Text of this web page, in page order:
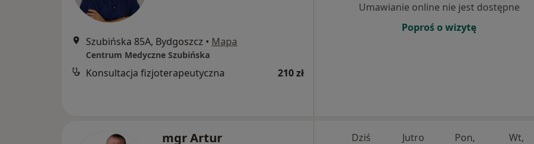
Szubińska 85A, Bydgoszcz • Mapa
Centrum Medyczne Szubińska
Konsultacja fizjoterapeutyczna 210 zł
Umawianie online nie jest dostępne
Poproś o wizytę
mgr Artur
Dziś Jutro Pon, Wt,